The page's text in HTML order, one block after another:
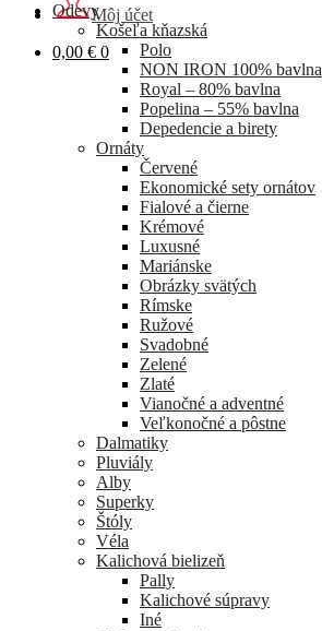
Môj účet
0,00 € 0
Odevy
Košeľa kňazská
Polo
NON IRON 100% bavlna
Royal – 80% bavlna
Popelina – 55% bavlna
Depedencie a birety
Ornáty
Červené
Ekonomické sety ornátov
Fialové a čierne
Krémové
Luxusné
Mariánske
Obrázky svätých
Rímske
Ružové
Svadobné
Zelené
Zlaté
Vianočné a adventné
Veľkonočné a pôstne
Dalmatiky
Pluviály
Alby
Superky
Štóly
Véla
Kalichová bielizeň
Pally
Kalichové súpravy
Iné